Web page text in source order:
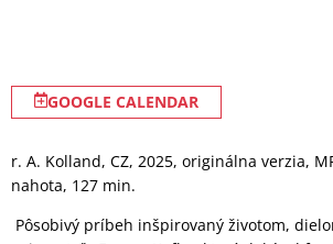
GOOGLE CALENDAR
r. A. Kolland, CZ, 2025, originálna verzia,
nahota, 127 min.
Pôsobivý príbeh inšpirovaný životom,